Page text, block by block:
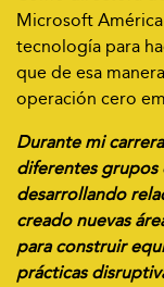
Microsoft
tecnología para
que de esa
operación cero
Durante mi
diferentes
desarrollando
creado nuevas
para construir
prácticas